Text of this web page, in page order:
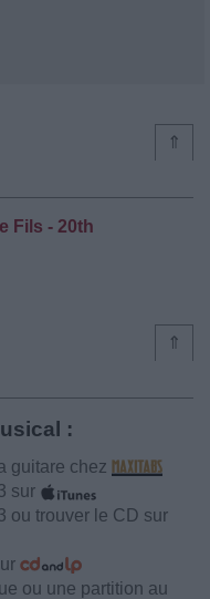
⇑
Fils - 20th
⇑
:
guitare chez
sur
ou trouver le CD sur
ou une partition au